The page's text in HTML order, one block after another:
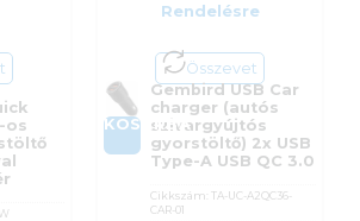
os
Rendelésre
Összevet
KOSÁRBA
Gembird USB Car
charger (autós
szivargyújtós
gyorstöltő) 2x USB
Type-A USB QC 3.0
Cikkszám: TA-UC-A2QC36-
CAR-01